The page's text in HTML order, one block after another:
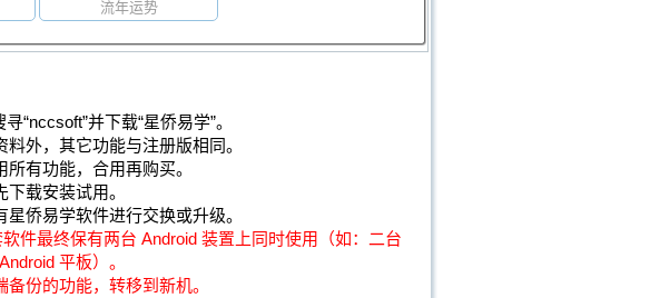
流年运势
“nccsoft”并下载“星侨易学”。
外，其它功能与注册版相同。
有功能，合用再购买。
载安装试用。
侨易学软件进行交换或升级。
件最终保有两台 Android 装置上同时使用（如：二台
平板）。
份的功能，转移到新机。